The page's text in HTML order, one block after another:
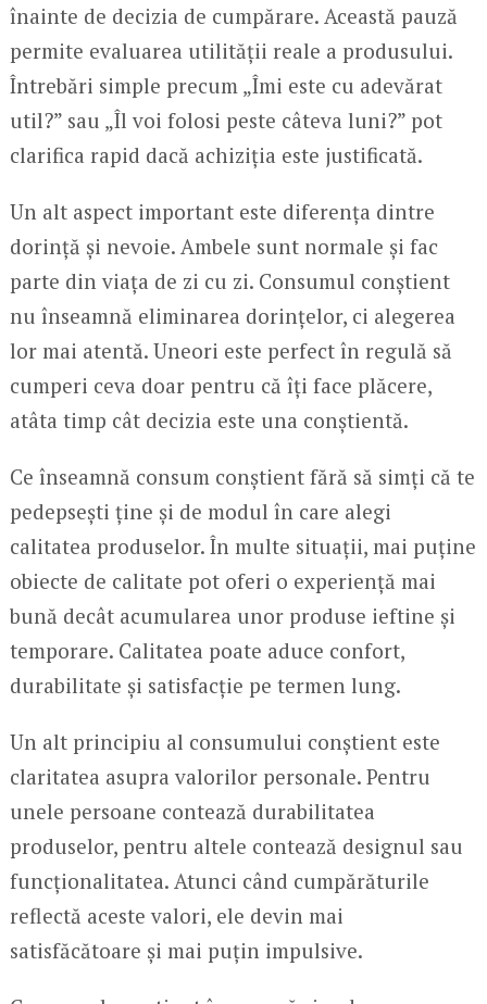
înainte de decizia de cumpărare. Această pauză
permite evaluarea utilității reale a produsului.
Întrebări simple precum „Îmi este cu adevărat
util?” sau „Îl voi folosi peste câteva luni?” pot
clarifica rapid dacă achiziția este justificată.
Un alt aspect important este diferența dintre
dorință și nevoie. Ambele sunt normale și fac
parte din viața de zi cu zi. Consumul conștient
nu înseamnă eliminarea dorințelor, ci alegerea
lor mai atentă. Uneori este perfect în regulă să
cumperi ceva doar pentru că îți face plăcere,
atâta timp cât decizia este una conștientă.
Ce înseamnă consum conștient fără să simți că te
pedepsești ține și de modul în care alegi
calitatea produselor. În multe situații, mai puține
obiecte de calitate pot oferi o experiență mai
bună decât acumularea unor produse ieftine și
temporare. Calitatea poate aduce confort,
durabilitate și satisfacție pe termen lung.
Un alt principiu al consumului conștient este
claritatea asupra valorilor personale. Pentru
unele persoane contează durabilitatea
produselor, pentru altele contează designul sau
funcționalitatea. Atunci când cumpărăturile
reflectă aceste valori, ele devin mai
satisfăcătoare și mai puțin impulsive.